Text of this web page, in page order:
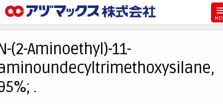
お気に入り
カート
マイアカウント
(2-Aminoethyl)-11-
.